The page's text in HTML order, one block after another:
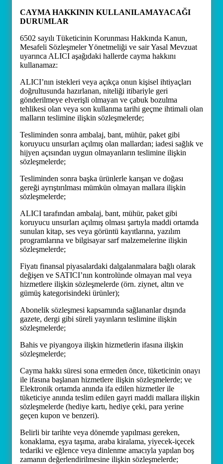
CAYMA HAKKININ KULLANILAMAYACAĞI
DURUMLAR
6502 sayılı Tüketicinin Korunması Hakkında Kanun,
Mesafeli Sözleşmeler Yönetmeliği ve sair Yasal Mevzuat
uyarınca ALICI aşağıdaki hallerde cayma hakkını
kullanamaz:
ALICI’nın istekleri veya açıkça onun kişisel ihtiyaçları
doğrultusunda hazırlanan, niteliği itibariyle geri
gönderilmeye elverişli olmayan ve çabuk bozulma
tehlikesi olan veya son kullanma tarihi geçme ihtimali olan
malların teslimine ilişkin sözleşmelerde;
Tesliminden sonra ambalaj, bant, mühür, paket gibi
koruyucu unsurları açılmış olan mallardan; iadesi sağlık ve
hijyen açısından uygun olmayanların teslimine ilişkin
sözleşmelerde;
Tesliminden sonra başka ürünlerle karışan ve doğası
gereği ayrıştırılması mümkün olmayan mallara ilişkin
sözleşmelerde;
ALICI tarafından ambalaj, bant, mühür, paket gibi
koruyucu unsurları açılmış olması şartıyla maddi ortamda
sunulan kitap, ses veya görüntü kayıtlarına, yazılım
programlarına ve bilgisayar sarf malzemelerine ilişkin
sözleşmelerde;
Fiyatı finansal piyasalardaki dalgalanmalara bağlı olarak
değişen ve SATICI’nın kontrolünde olmayan mal veya
hizmetlere ilişkin sözleşmelerde (örn. ziynet, altın ve
gümüş kategorisindeki ürünler);
Abonelik sözleşmesi kapsamında sağlananlar dışında
gazete, dergi gibi süreli yayınların teslimine ilişkin
sözleşmelerde;
Bahis ve piyangoya ilişkin hizmetlerin ifasına ilişkin
sözleşmelerde;
Cayma hakkı süresi sona ermeden önce, tüketicinin onayı
ile ifasına başlanan hizmetlere ilişkin sözleşmelerde; ve
Elektronik ortamda anında ifa edilen hizmetler ile
tüketiciye anında teslim edilen gayri maddi mallara ilişkin
sözleşmelerde (hediye kartı, hediye çeki, para yerine
geçen kupon ve benzeri).
Belirli bir tarihte veya dönemde yapılması gereken,
konaklama, eşya taşıma, araba kiralama, yiyecek-içecek
tedariki ve eğlence veya dinlenme amacıyla yapılan boş
zamanın değerlendirilmesine ilişkin sözleşmelerde;